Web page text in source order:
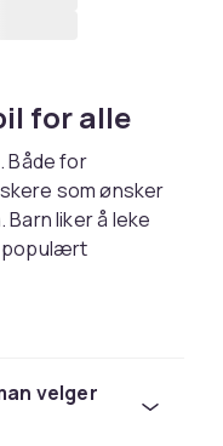
for alle
Både for
som ønsker
liker å leke
populært
til at ulike
Men jo
desto flere
velger